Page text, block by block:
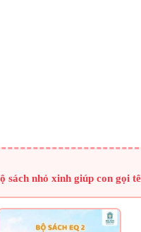
nhỏ xinh giúp con gọi